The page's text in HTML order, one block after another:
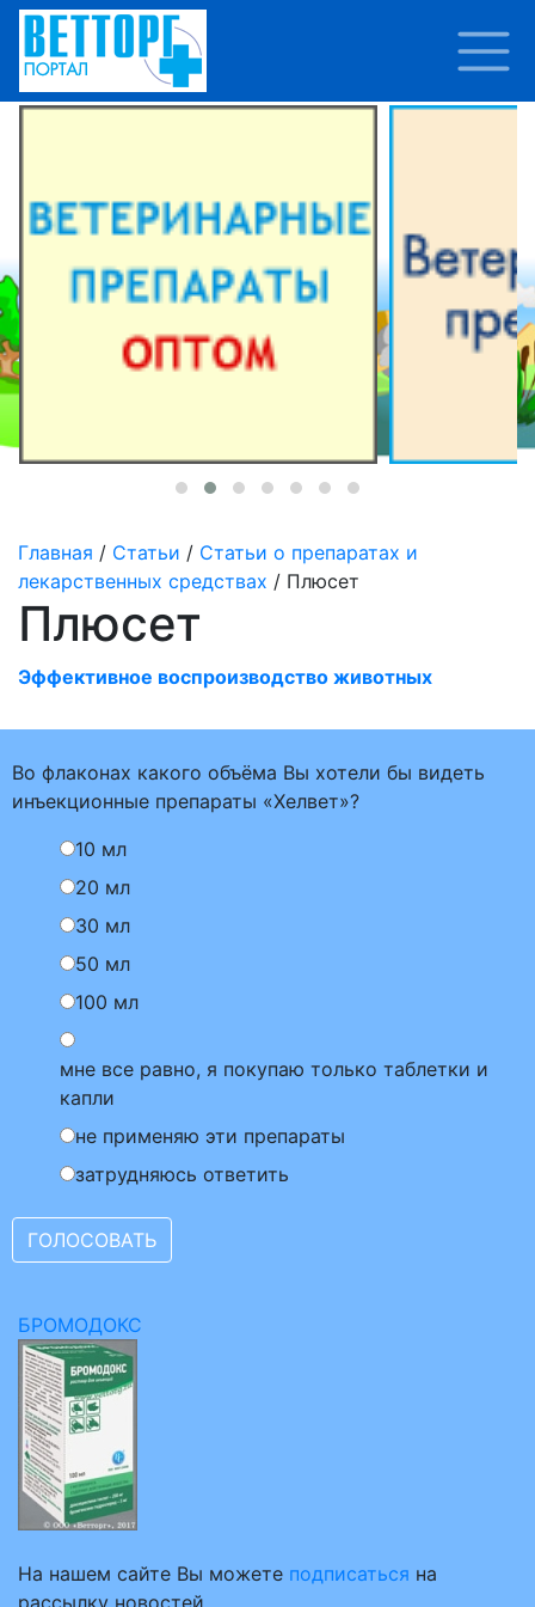
Главная / Статьи / Статьи о препаратах и
лекарственных средствах / Плюсет
Плюсет
Эффективное воспроизводство животных
Во флаконах какого объёма Вы хотели бы видеть
инъекционные препараты «Хелвет»?
10 мл
20 мл
30 мл
50 мл
100 мл
мне все равно, я покупаю только таблетки и
капли
не применяю эти препараты
затрудняюсь ответить
БРОМОДОКС
На нашем сайте Вы можете подписаться на
рассылку новостей.